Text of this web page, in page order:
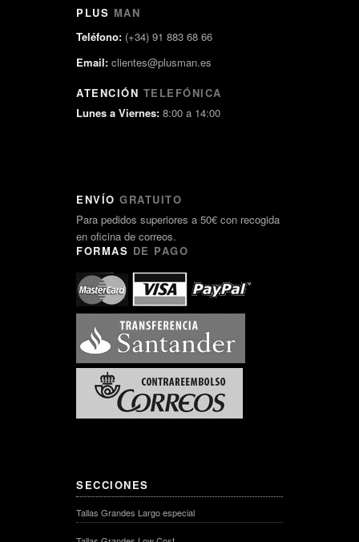
PLUS MAN
Teléfono: (+34) 91 883 68 66
Email: clientes@plusman.es
ATENCIÓN TELEFÓNICA
Lunes a Viernes: 8:00 a 14:00
ENVÍO GRATUITO
Para pedidos superiores a 50€ con recogida
en oficina de correos.
FORMAS DE PAGO
SECCIONES
Tallas Grandes Largo especial